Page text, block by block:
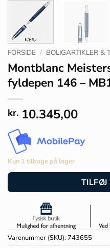
FORSIDE / BOLIGARTIKLER &
Montblanc
fyldepen 146 –
kr. 10.345,00
Kun 1 tilbage på lager
TILFØJ
Varenummer (SKU):743655